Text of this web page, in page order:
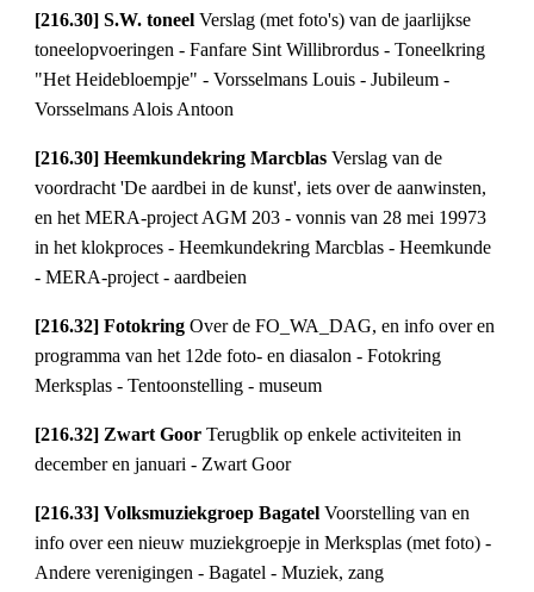
[216.30] S.W. toneel Verslag (met foto's) van de jaarlijkse
toneelopvoeringen - Fanfare Sint Willibrordus - Toneelkring
"Het Heidebloempje" - Vorsselmans Louis - Jubileum -
Vorsselmans Alois Antoon
[216.30] Heemkundekring Marcblas Verslag van de
voordracht 'De aardbei in de kunst', iets over de aanwinsten,
en het MERA-project AGM 203 - vonnis van 28 mei 19973
in het klokproces - Heemkundekring Marcblas - Heemkunde
- MERA-project - aardbeien
[216.32] Fotokring Over de FO_WA_DAG, en info over en
programma van het 12de foto- en diasalon - Fotokring
Merksplas - Tentoonstelling - museum
[216.32] Zwart Goor Terugblik op enkele activiteiten in
december en januari - Zwart Goor
[216.33] Volksmuziekgroep Bagatel Voorstelling van en
info over een nieuw muziekgroepje in Merksplas (met foto) -
Andere verenigingen - Bagatel - Muziek, zang